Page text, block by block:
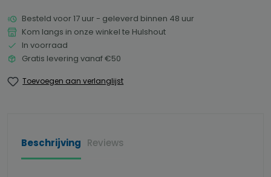
Besteld voor 17 uur - geleverd binnen 48 uur
Kom langs in onze winkel te Hulshout
In voorraad
Gratis levering vanaf €50
Toevoegen aan verlanglijst
Beschrijving Reviews